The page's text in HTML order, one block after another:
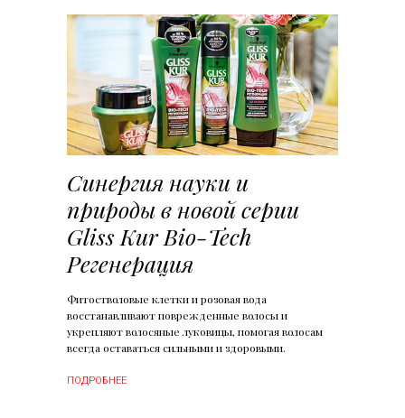
Синергия науки и
природы в новой серии
Gliss Kur Bio-Tech
Регенерация
Фитостволовые клетки и розовая вода
восстанавливают поврежденные волосы и
укрепляют волосяные луковицы, помогая волосам
всегда оставаться сильными и здоровыми.
ПОДРОБНЕЕ